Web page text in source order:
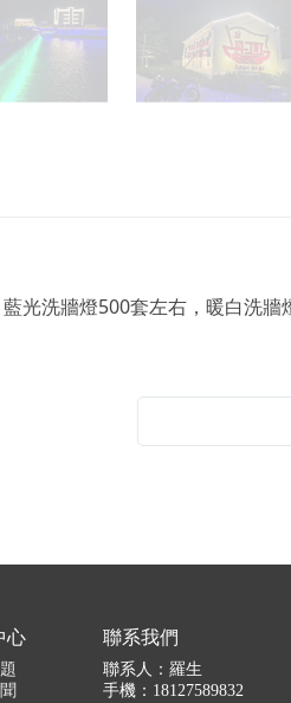
光洗牆燈500套左右，暖白洗
心 聯系我們
聯系人：羅生
手機：18127589832